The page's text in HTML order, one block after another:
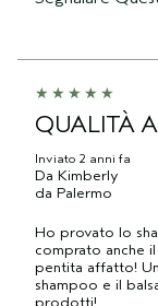
QUALITÀ
Inviato 2 anni fa
Da Kimberly
da Palermo
Ho provato lo
comprato anche
pentita affatto!
shampoo e il